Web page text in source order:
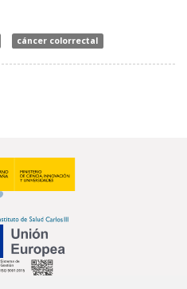
cáncer colorrectal